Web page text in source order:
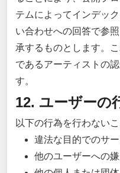
テムによってインデッ
い合わせへの回答で参
承するものとします。
であるアーティストの
す。
12. ユーザーの
以下の行為を行わない
違法な目的でのサ
他のユーザーへの